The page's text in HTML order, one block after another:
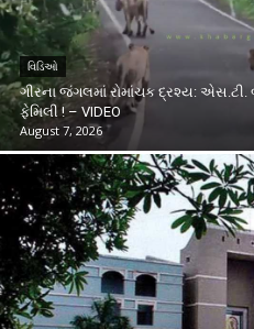
વિડિઓ
ગીરના જંગલમાં રોમાંચક દ્રશ્ય:
ફેમિલી ! – VIDEO
August 7, 2026